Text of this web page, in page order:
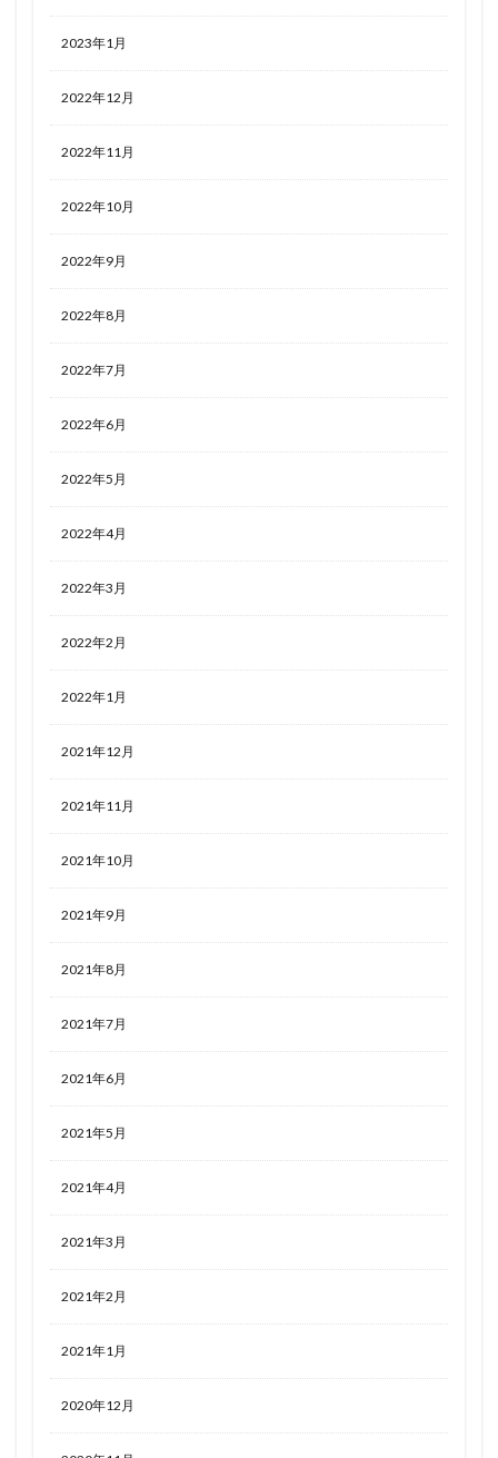
2023年1月
2022年12月
2022年11月
2022年10月
2022年9月
2022年8月
2022年7月
2022年6月
2022年5月
2022年4月
2022年3月
2022年2月
2022年1月
2021年12月
2021年11月
2021年10月
2021年9月
2021年8月
2021年7月
2021年6月
2021年5月
2021年4月
2021年3月
2021年2月
2021年1月
2020年12月